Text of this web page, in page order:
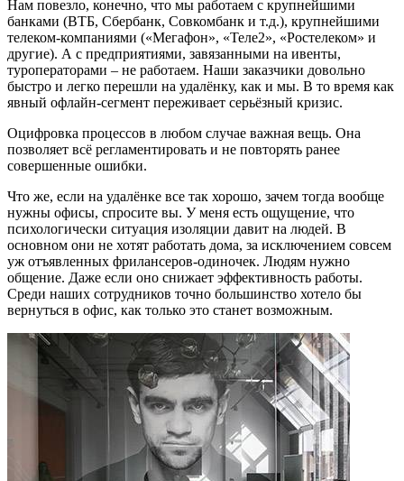
Нам повезло, конечно, что мы работаем с крупнейшими
банками (ВТБ, Сбербанк, Совкомбанк и т.д.), крупнейшими
телеком-компаниями («Мегафон», «Теле2», «Ростелеком» и
другие). А с предприятиями, завязанными на ивенты,
туроператорами – не работаем. Наши заказчики довольно
быстро и легко перешли на удалёнку, как и мы. В то время как
явный офлайн-сегмент переживает серьёзный кризис.
Оцифровка процессов в любом случае важная вещь. Она
позволяет всё регламентировать и не повторять ранее
совершенные ошибки.
Что же, если на удалёнке все так хорошо, зачем тогда вообще
нужны офисы, спросите вы. У меня есть ощущение, что
психологически ситуация изоляции давит на людей. В
основном они не хотят работать дома, за исключением совсем
уж отъявленных фрилансеров-одиночек. Людям нужно
общение. Даже если оно снижает эффективность работы.
Среди наших сотрудников точно большинство хотело бы
вернуться в офис, как только это станет возможным.